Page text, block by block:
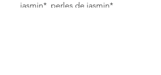
jasmin*, perles de jasmin*,